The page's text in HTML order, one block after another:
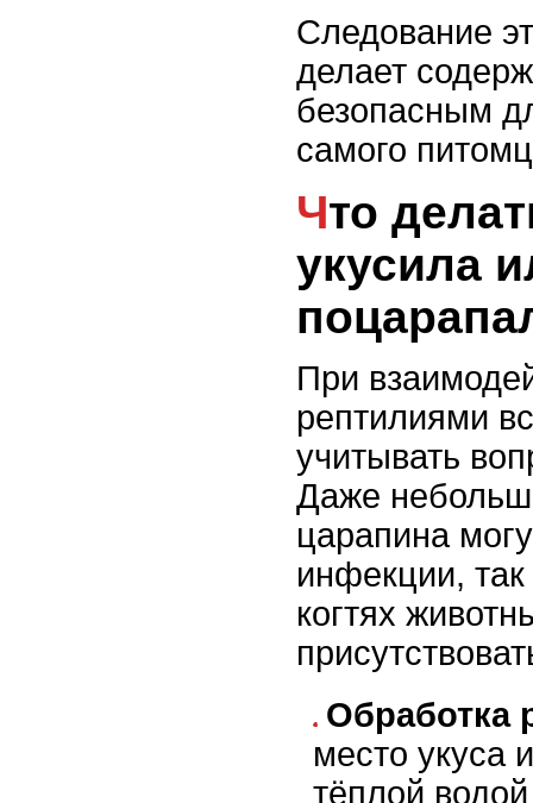
Следование
делает
безопасным
самого
Что делать, если вас
укусила
При
рептилиями
учитывать
Даже
царапина
инфекции,
когтях
Обработка
место укуса
тёплой